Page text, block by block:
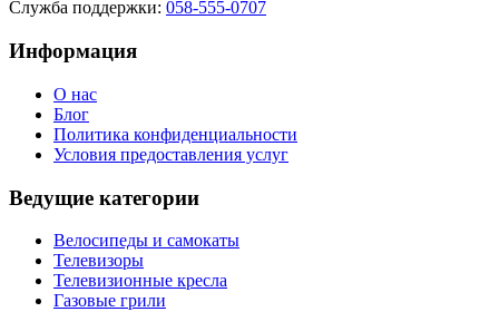
Служба поддержки: 058-555-0707
Информация
О нас
Блог
Политика конфиденциальности
Условия предоставления услуг
Ведущие категории
Велосипеды и самокаты
Телевизоры
Телевизионные кресла
Газовые грили